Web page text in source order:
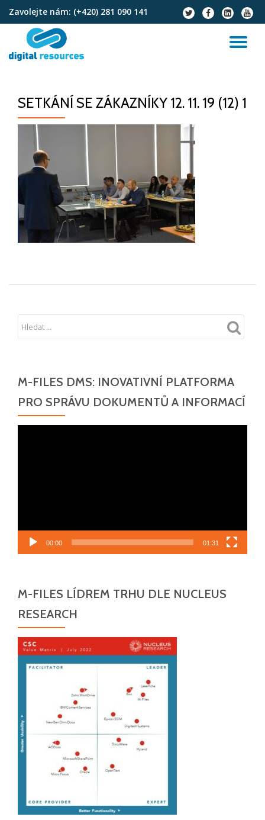
Přeskočit
obsah
Zavolejte nám: (+420) 281 090 141
fa-
twitter
fa-
facebook
fa-
linkedin-
square
fa-
SETKÁNÍ SE ZÁKAZNÍKY 12. 11. 19 (12) 1
M-FILES DMS: INOVATIVNÍ PLATFORMA
PRO SPRÁVU DOKUMENTŮ A INFORMACÍ
00:00 01:31
M-FILES LÍDREM TRHU DLE NUCLEUS
RESEARCH